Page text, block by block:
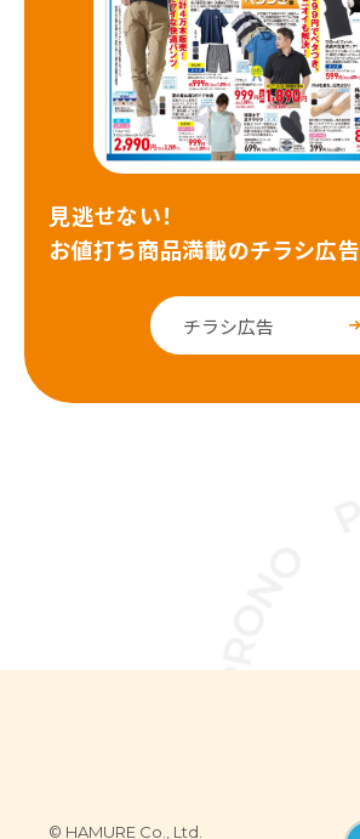
見逃せない！
お値打ち商品満載のチラシ広告
チラシ広告
© HAMURE Co., Ltd.